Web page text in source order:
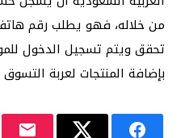
من خلاله، فهو يطلب رقم
تحقق ويتم تسجيل الدخول
بإضافة المنتجات لعربة